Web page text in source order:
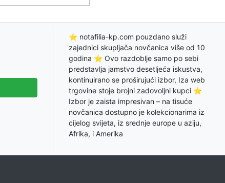
⭐ notafilia-kp.com pouzdano služi
zajednici skupljača novčanica više od 10
godina ⭐ Ovo razdoblje samo po sebi
predstavlja jamstvo desetljeća iskustva,
kontinuirano se proširujući izbor, Iza web
trgovine stoje brojni zadovoljni kupci ⭐
Izbor je zaista impresivan – na tisuće
novčanica dostupno je kolekcionarima iz
cijelog svijeta, iz srednje europe u aziju,
Afrika, i Amerika